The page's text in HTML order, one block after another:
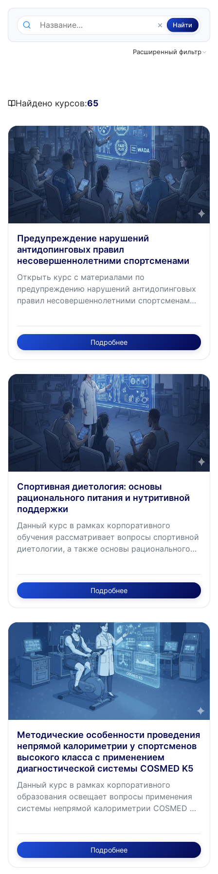
Поиск по каталогу программ Найти
Расширенный фильтр
Найдено курсов:65
Предупреждение нарушений
антидопинговых правил
несовершеннолетними спортсменами
Открыть курс с материалами по
предупреждению нарушений антидопинговых
правил несовершеннолетними спортсменами.
быть интересна данная тематика.
Приглашаем вас к просмотру!
Подробнее
Спортивная диетология: основы
рационального питания и нутритивной
поддержки
Данный курс в рамках корпоративного
обучения рассматривает вопросы спортивной
диетологии, а также основы рационального
поддержки спортсменов.
Подробнее
Методические особенности проведения
непрямой калориметрии у спортсменов
высокого класса с применением
диагностической системы COSMED K5
Данный курс в рамках корпоративного
образования освещает вопросы применения
системы непрямой калориметрии COSMED K5
повышения их спортивных результатов. Курс
раскрывает методологию метаболических
исследований, направленных на оптимизацию
энергобаланса, профилактику
Подробнее